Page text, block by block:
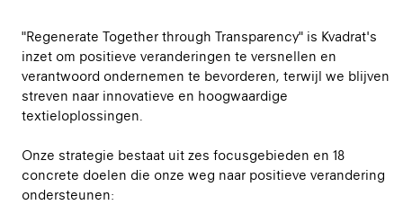
"Regenerate Together through Transparency" is Kvadrat's
inzet om positieve veranderingen te versnellen en
verantwoord ondernemen te bevorderen, terwijl we blijven
streven naar innovatieve en hoogwaardige
textieloplossingen.
Onze strategie bestaat uit zes focusgebieden en 18
concrete doelen die onze weg naar positieve verandering
ondersteunen: